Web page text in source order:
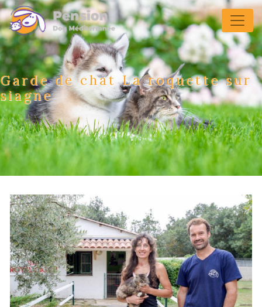
Panneau de gestion des cookies
Garde de chat La roquette sur
siagne